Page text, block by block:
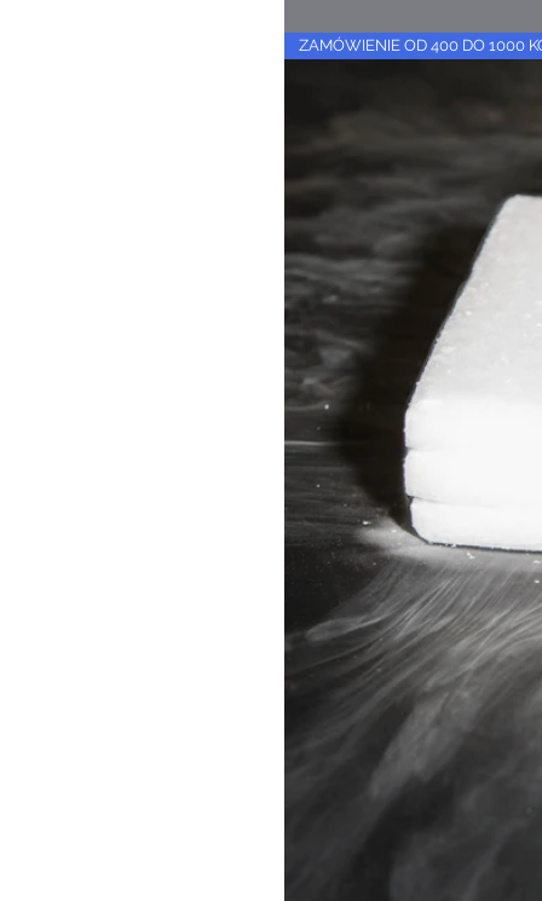
ZAMÓWIENIE OD 400 DO 1000